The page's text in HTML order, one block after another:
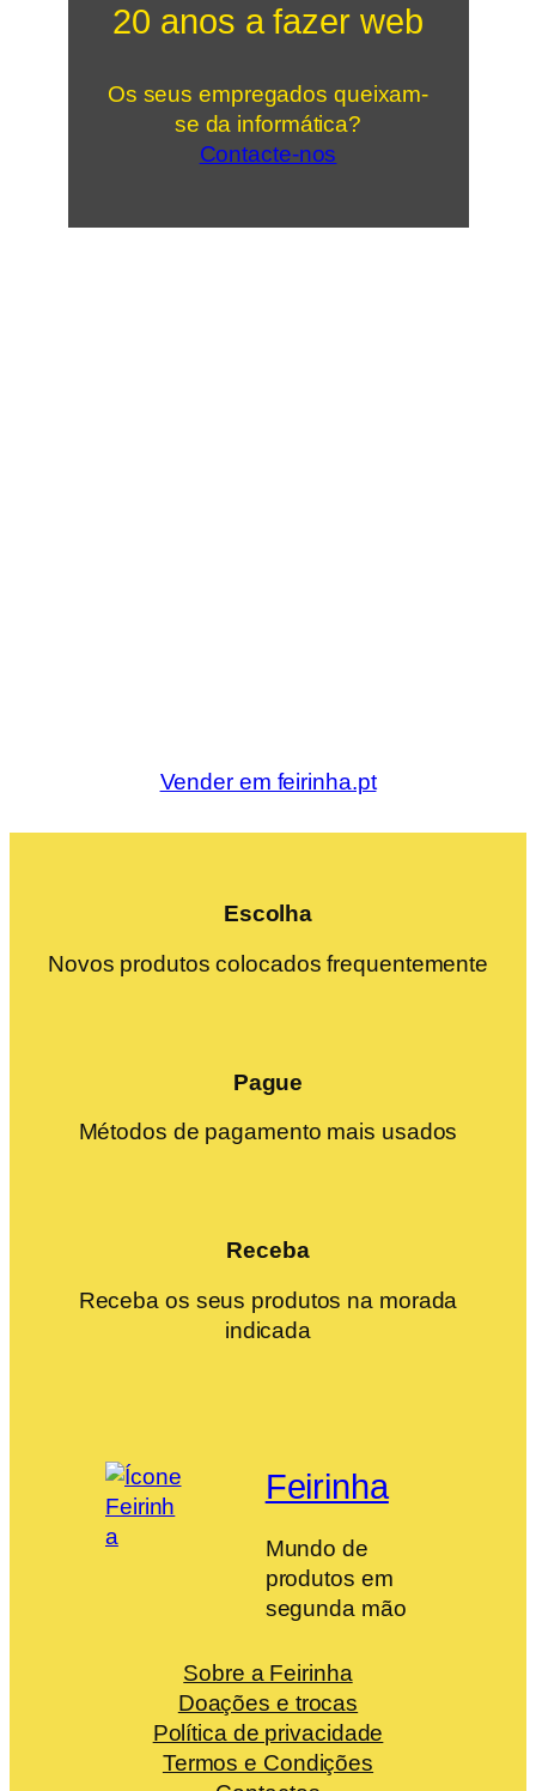
20 anos a fazer web
Os seus empregados queixam-
se da informática?
Contacte-nos
Vender em feirinha.pt
Escolha
Novos produtos colocados frequentemente
Pague
Métodos de pagamento mais usados
Receba
Receba os seus produtos na morada
indicada
Feirinha
Mundo de
produtos em
segunda mão
Sobre a Feirinha
Doações e trocas
Política de privacidade
Termos e Condições